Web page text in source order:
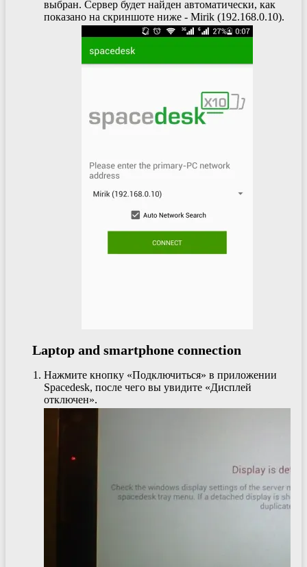
выбран. Сервер будет найден автоматически, как
показано на скриншоте ниже - Mirik (192.168.0.10).
Laptop and smartphone connection
Нажмите кнопку «Подключиться» в приложении
Spacedesk, после чего вы увидите «Дисплей
отключен».